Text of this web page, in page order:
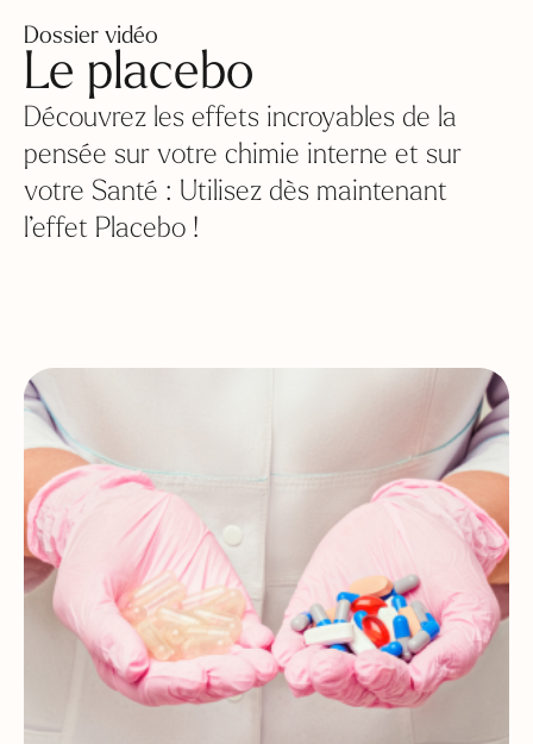
Dossier vidéo
Le placebo
Découvrez les effets incroyables de la
pensée sur votre chimie interne et sur
votre Santé : Utilisez dès maintenant
l’effet Placebo !